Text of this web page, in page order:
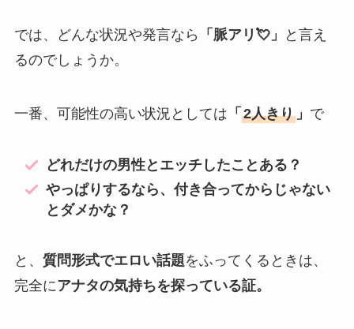
では、どんな状況や発言なら 「脈アリ💘」
と言え
るのでしょうか。
一番、可能性の高い状況としては 「 2人きり」 で
どれだけの男性とエッチしたことある？
やっぱりするなら、付き合ってからじゃない
とダメかな？
と、 質問形式でエロい話題をふってくるときは、
完全にアナタの気持ちを探っている証。